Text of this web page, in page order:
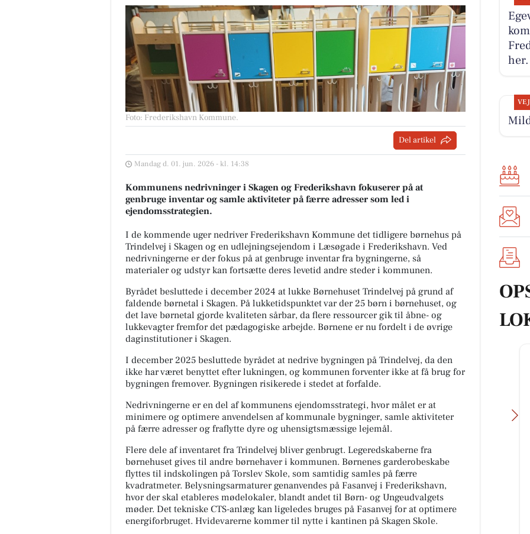
Foto: Frederikshavn Kommune.
Del artikel
Mandag d. 01. jun. 2026 - kl. 14:38
Kommunens nedrivninger i Skagen og Frederikshavn fokuserer på at
genbruge inventar og samle aktiviteter på færre adresser som led i
ejendomsstrategien.
I de kommende uger nedriver Frederikshavn Kommune det tidligere børnehus på
Trindelvej i Skagen og en udlejningsejendom i Læsøgade i Frederikshavn. Ved
nedrivningerne er der fokus på at genbruge inventar fra bygningerne, så
materialer og udstyr kan fortsætte deres levetid andre steder i kommunen.
Byrådet besluttede i december 2024 at lukke Børnehuset Trindelvej på grund af
faldende børnetal i Skagen. På lukketidspunktet var der 25 børn i børnehuset, og
det lave børnetal gjorde kvaliteten sårbar, da flere ressourcer gik til åbne- og
lukkevagter fremfor det pædagogiske arbejde. Børnene er nu fordelt i de øvrige
daginstitutioner i Skagen.
I december 2025 besluttede byrådet at nedrive bygningen på Trindelvej, da den
ikke har været benyttet efter lukningen, og kommunen forventer ikke at få brug for
bygningen fremover. Bygningen risikerede i stedet at forfalde.
Nedrivningerne er en del af kommunens ejendomsstrategi, hvor målet er at
minimere og optimere anvendelsen af kommunale bygninger, samle aktiviteter
på færre adresser og fraflytte dyre og uhensigtsmæssige lejemål.
Flere dele af inventaret fra Trindelvej bliver genbrugt. Legeredskaberne fra
børnehuset gives til andre børnehaver i kommunen. Børnenes garderobeskabe
flyttes til indskolingen på Torslev Skole, som samtidig samles på færre
kvadratmeter. Belysningsarmaturer genanvendes på Fasanvej i Frederikshavn,
hvor der skal etableres mødelokaler, blandt andet til Børn- og Ungeudvalgets
møder. Det tekniske CTS-anlæg kan ligeledes bruges på Fasanvej for at optimere
energiforbruget. Hvidevarerne kommer til nytte i kantinen på Skagen Skole.
her.
Elling Slagterforretning
v/Louise le Fevre Sjøberg
Karlsen
Så er det næste hold T-bone steaks
Bech's Køreskole
Nanna Kyvsgaard-Elsberg Har best
teoriprøve og køreprøver i første
hug.Stort tillykke med kørekortet
🚙🚙🚓🚓🇩🇰🇩🇰